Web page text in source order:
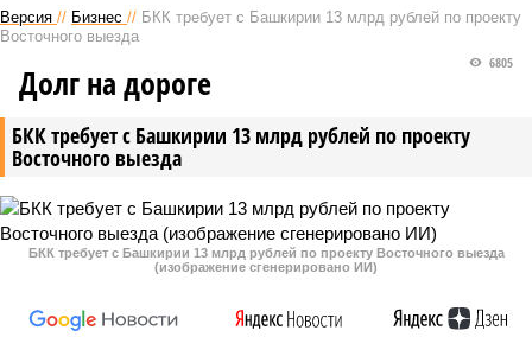
Версия // Бизнес // БКК требует с Башкирии 13 млрд рублей по проекту
Восточного выезда
БКК требует с Башкирии 13 млрд рублей по проекту
Восточного выезда
6805
Долг на дороге
БКК требует с Башкирии 13 млрд рублей по проекту Восточного выезда
(изображение сгенерировано ИИ)